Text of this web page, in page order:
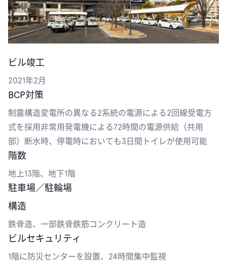
ビル竣工
2021年2月
BCP対策
制震構造変電所の異なる2系統の電源による2回線受電方
式を採用非常用発電機による72時間の電源供給（共用
部）断水時、停電時においても3日間トイレが使用可能
階数
地上13階、地下1階
駐車場／駐輪場
構造
鉄骨造、一部鉄骨鉄筋コンクリート造
ビルセキュリティ
1階に防災センターを設置、24時間集中監視